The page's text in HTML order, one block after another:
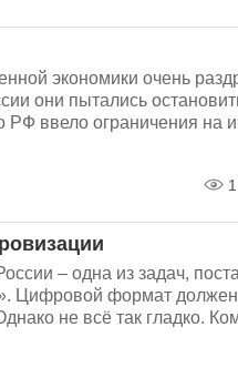
экономики очень
они пытались
РФ ввело ограничения на
– одна из задач,
Цифровой формат должен
не всё так гладко.